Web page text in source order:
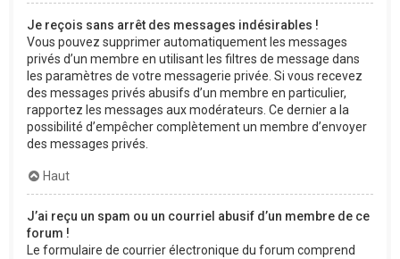
Je reçois sans arrêt des messages indésirables !
Vous pouvez supprimer automatiquement les messages
privés d’un membre en utilisant les filtres de message dans
les paramètres de votre messagerie privée. Si vous recevez
des messages privés abusifs d’un membre en particulier,
rapportez les messages aux modérateurs. Ce dernier a la
possibilité d’empêcher complètement un membre d’envoyer
des messages privés.
Haut
J’ai reçu un spam ou un courriel abusif d’un membre de ce
forum !
Le formulaire de courrier électronique du forum comprend